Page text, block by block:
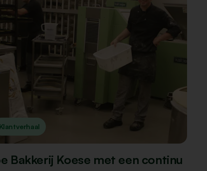
Klantverhaal
Bakkerij Koese met een continu